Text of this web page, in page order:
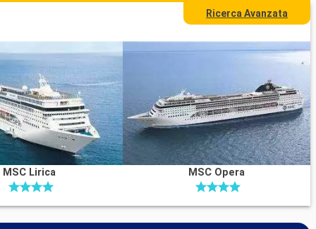
Ricerca Avanzata
MSC Lirica MSC Opera